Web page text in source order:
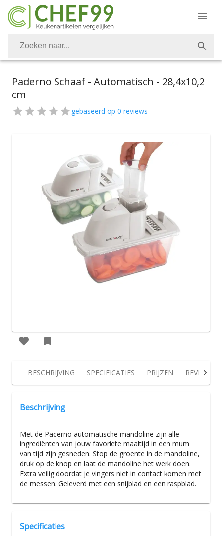
Paderno Schaaf - Automatisch - 28,4x10,2
cm
gebaseerd op 0 reviews
BESCHRIJVING SPECIFICATIES PRIJZEN REVIEWS
Beschrijving
Met de Paderno automatische mandoline zijn alle
ingrediënten van jouw favoriete maaltijd in een mum
van tijd zijn gesneden. Stop de groente in de mandoline,
druk op de knop en laat de mandoline het werk doen.
Extra veilig doordat je vingers niet in contact komen met
de messen. Geleverd met een snijblad en een raspblad.
Specificaties